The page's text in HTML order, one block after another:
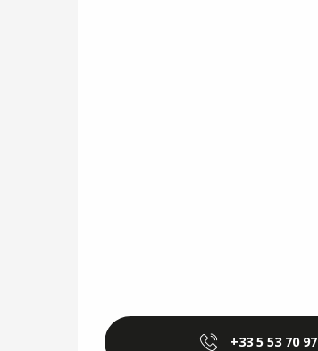
+33 5 53 70 97